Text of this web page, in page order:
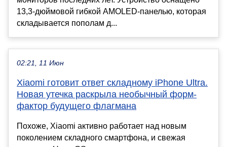
13,3-дюймовой гибкой AMOLED-панелью, которая
складывается пополам д...
02:21, 11 Июн
Xiaomi готовит ответ складному iPhone Ultra.
Новая утечка раскрыла необычный форм-
фактор будущего флагмана
Похоже, Xiaomi активно работает над новым
поколением складного смартфона, и свежая